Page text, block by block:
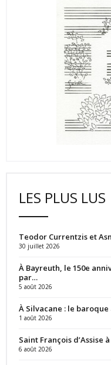
LES PLUS LUS
Teodor Currentzis et
30 juillet 2026
À Bayreuth, le 150e
par…
5 août 2026
À Silvacane : le baroque
1 août 2026
Saint François d’Assise
6 août 2026